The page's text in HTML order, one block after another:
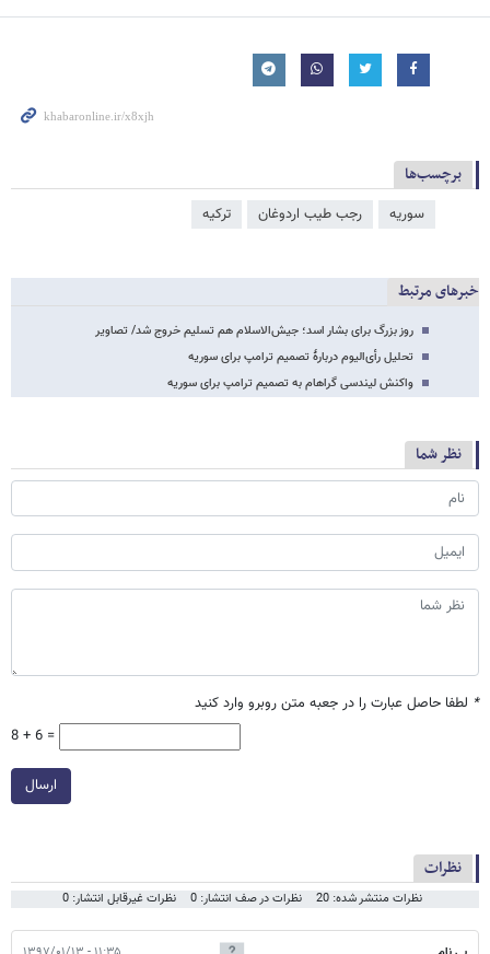
برچسب‌ها
سوریه رجب طیب اردوغان ترکیه
خبرهای مرتبط
روز بزرگ برای بشار اسد؛ جیش‌الاسلام هم تسلیم خروج شد/ تصاویر
تحلیل رأی‌الیوم دربارۀ تصمیم ترامپ برای سوریه
واکنش لیندسی گراهام به تصمیم ترامپ برای سوریه
نظر شما
* لطفا حاصل عبارت را در جعبه متن روبرو وارد کنید
8 + 6 =
ارسال
نظرات
نظرات منتشر شده: 20 نظرات در صف انتشار: 0 نظرات غیرقابل انتشار: 0